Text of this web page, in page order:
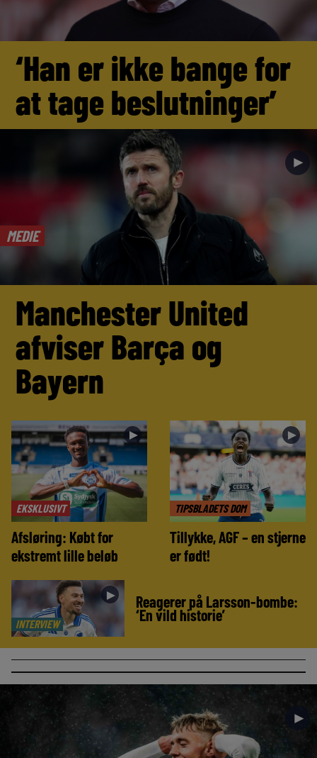
‘Han er ikke bange for
at tage beslutninger’
MEDIE
►
Manchester United
afviser Barça og
Bayern
EKSKLUSIVT
►
Afsløring: Købt for
ekstremt lille beløb
TIPSBLADETS DOM
►
Tillykke, AGF – en stjerne
er født!
INTERVIEW
► Reagerer på Larsson-bombe:
‘En vild historie’
►